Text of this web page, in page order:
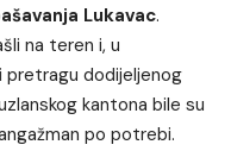
Lukavac.
na teren i, u
pretragu dodijeljenog
kantona bile su
po potrebi.